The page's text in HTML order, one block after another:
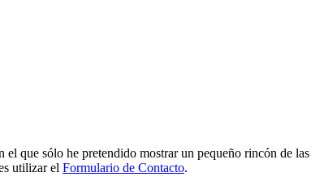
que sólo he pretendido mostrar un pequeño rincón de las
utilizar el Formulario de Contacto.